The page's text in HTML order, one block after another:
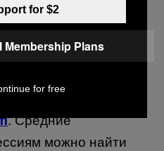
выяснить,
другие люди.
могут
информацию о
на
. Средние
можно найти
for $2
Membership Plans
for free